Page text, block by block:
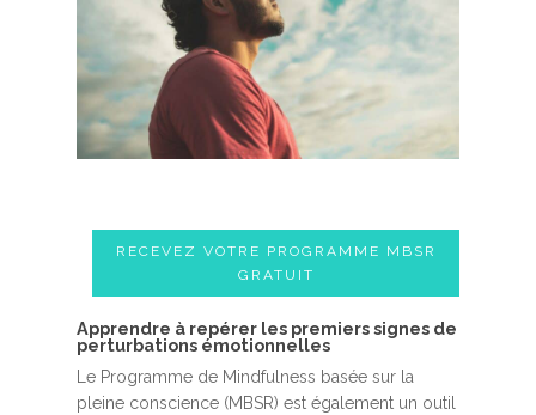
RECEVEZ VOTRE PROGRAMME MBSR
GRATUIT
A​pprendre à repérer les premiers signes de
perturbations émotionnelles
Le Programme de Mindfulness basée sur la
pleine conscience (MBSR) est également un outil